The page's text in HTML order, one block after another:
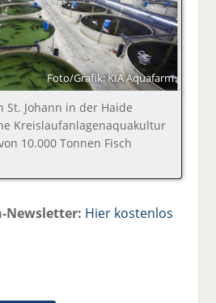
Foto/Grafik: KIA Aquafarm
St. Johann in der Haide
Kreislaufanlagenaquakultur
10.000 Tonnen Fisch
Newsletter: Hier kostenlos